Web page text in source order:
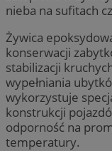
nieba na sufitach
Żywica
konserwacji
stabilizacji
wypełniania
wykorzystuje
konstrukcji
odporność na
temperatury.